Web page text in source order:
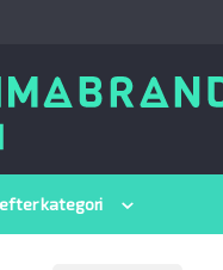
kategori